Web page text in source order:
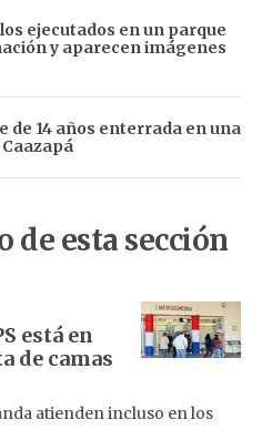
ejecutados en un parque
y aparecen imágenes
de 14 años enterrada en una
de esta sección
está en
de camas
atienden incluso en los